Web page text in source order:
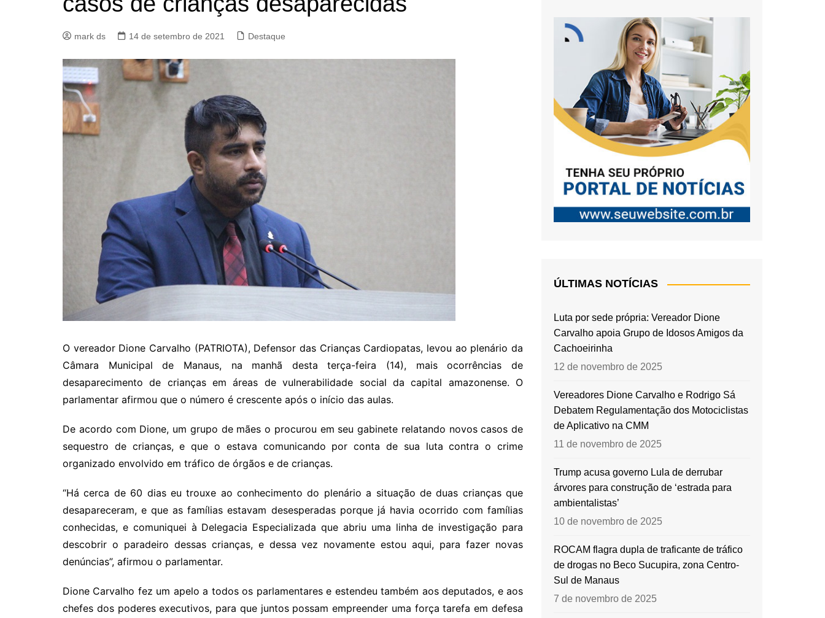
mark ds 14 de setembro de 2021 Destaque
O vereador Dione Carvalho (PATRIOTA), Defensor das Crianças Cardiopatas, levou ao plenário da
Câmara Municipal de Manaus, na manhã desta terça-feira (14), mais ocorrências de
desaparecimento de crianças em áreas de vulnerabilidade social da capital amazonense. O
parlamentar afirmou que o número é crescente após o início das aulas.
De acordo com Dione, um grupo de mães o procurou em seu gabinete relatando novos casos de
sequestro de crianças, e que o estava comunicando por conta de sua luta contra o crime
organizado envolvido em tráfico de órgãos e de crianças.
“Há cerca de 60 dias eu trouxe ao conhecimento do plenário a situação de duas crianças que
desapareceram, e que as famílias estavam desesperadas porque já havia ocorrido com famílias
conhecidas, e comuniquei à Delegacia Especializada que abriu uma linha de investigação para
descobrir o paradeiro dessas crianças, e dessa vez novamente estou aqui, para fazer novas
denúncias”, afirmou o parlamentar.
Dione Carvalho fez um apelo a todos os parlamentares e estendeu também aos deputados, e aos
chefes dos poderes executivos, para que juntos possam empreender uma força tarefa em defesa
ÚLTIMAS NOTÍCIAS
Luta por sede própria: Vereador Dione
Carvalho apoia Grupo de Idosos Amigos da
Cachoeirinha
12 de novembro de 2025
Vereadores Dione Carvalho e Rodrigo Sá
Debatem Regulamentação dos Motociclistas
de Aplicativo na CMM
11 de novembro de 2025
Trump acusa governo Lula de derrubar
árvores para construção de ‘estrada para
ambientalistas’
10 de novembro de 2025
ROCAM flagra dupla de traficante de tráfico
de drogas no Beco Sucupira, zona Centro-
Sul de Manaus
7 de novembro de 2025